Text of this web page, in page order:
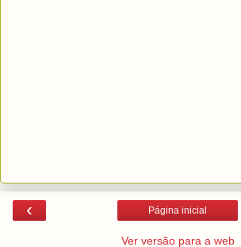
‹ Página inicial
Ver versão para a web